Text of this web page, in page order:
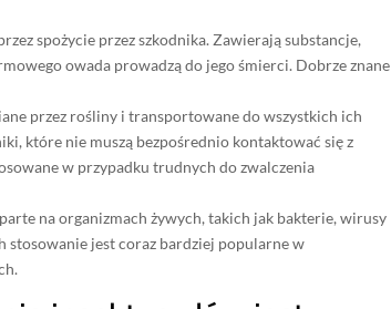
spożycie przez szkodnika. Zawierają substancje,
owada prowadzą do jego śmierci. Dobrze znane
przez rośliny i transportowane do wszystkich ich
które nie muszą bezpośrednio kontaktować się z
w przypadku trudnych do zwalczenia
na organizmach żywych, takich jak bakterie, wirusy
stosowanie jest coraz bardziej popularne w